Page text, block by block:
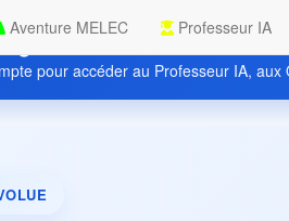
Aventure MELEC Professeur IA
gratuitement BPmelec
pour accéder au Professeur IA,